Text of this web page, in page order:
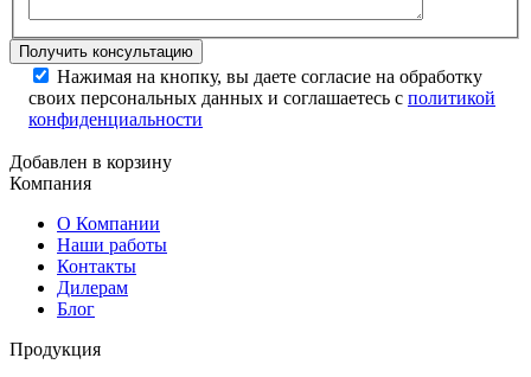
Нажимая на кнопку, вы даете согласие на обработку
своих персональных данных и соглашаетесь с политикой
конфиденциальности
Добавлен в корзину
Компания
О Компании
Наши работы
Контакты
Дилерам
Блог
Продукция